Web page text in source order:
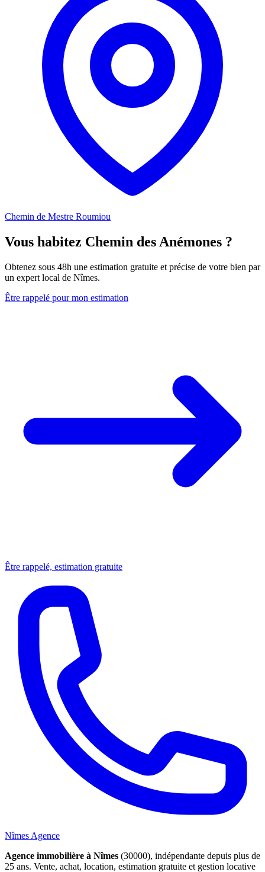
Chemin de Mestre Roumiou
Vous habitez Chemin des Anémones ?
Obtenez sous 48h une estimation gratuite et précise de votre bien par
un expert local de Nîmes.
Être rappelé pour mon estimation
Être rappelé, estimation gratuite
Nîmes Agence
Agence immobilière à Nîmes (30000), indépendante depuis plus de
25 ans. Vente, achat, location, estimation gratuite et gestion locative